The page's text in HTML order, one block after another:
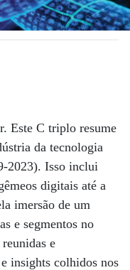
Este C triplo resume
da tecnologia
2023). Isso inclui
digitais até a
imersão de um
e segmentos no
e
insights colhidos nos